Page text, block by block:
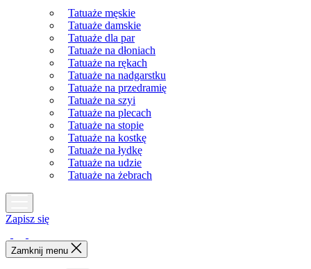
Tatuaże męskie
Tatuaże damskie
Tatuaże dla par
Tatuaże na dłoniach
Tatuaże na rękach
Tatuaże na nadgarstku
Tatuaże na przedramię
Tatuaże na szyi
Tatuaże na plecach
Tatuaże na stopie
Tatuaże na kostkę
Tatuaże na łydkę
Tatuaże na udzie
Tatuaże na żebrach
Zapisz się
Zamknij menu